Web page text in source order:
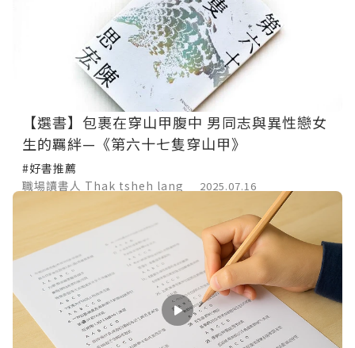
【選書】包裹在穿山甲腹中 男同志與異性戀女
生的羈絆—《第六十七隻穿山甲》
#好書推薦
職場讀書人 Thak tsheh lang
2025.07.16